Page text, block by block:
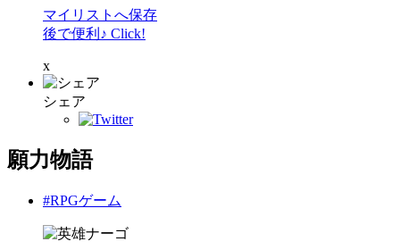
マイリストへ保存
後で便利♪ Click!
x
シェア
願力物語
#RPGゲーム